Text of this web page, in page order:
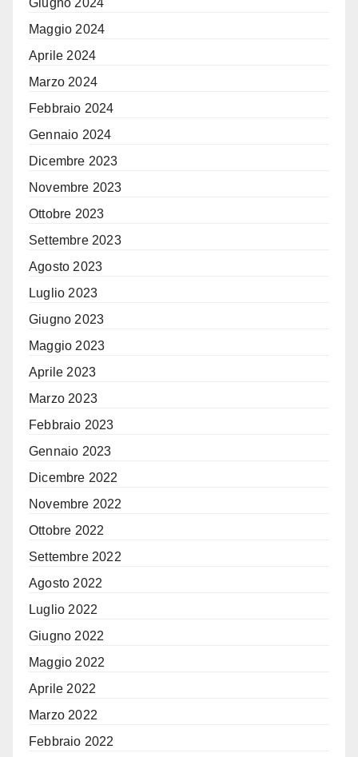
Giugno 2024
Maggio 2024
Aprile 2024
Marzo 2024
Febbraio 2024
Gennaio 2024
Dicembre 2023
Novembre 2023
Ottobre 2023
Settembre 2023
Agosto 2023
Luglio 2023
Giugno 2023
Maggio 2023
Aprile 2023
Marzo 2023
Febbraio 2023
Gennaio 2023
Dicembre 2022
Novembre 2022
Ottobre 2022
Settembre 2022
Agosto 2022
Luglio 2022
Giugno 2022
Maggio 2022
Aprile 2022
Marzo 2022
Febbraio 2022